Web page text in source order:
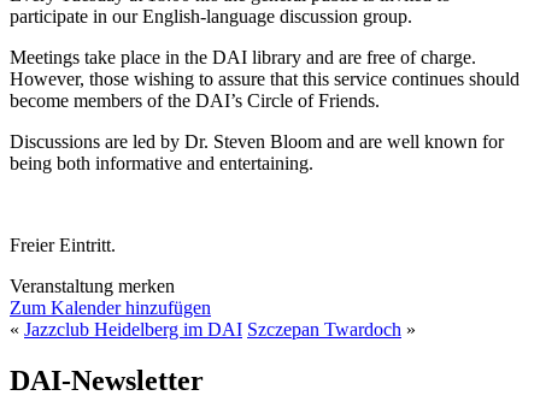
participate in our English-language discussion group.
Meetings take place in the DAI library and are free of charge.
However, those wishing to assure that this service continues should
become members of the DAI’s Circle of Friends.
Discussions are led by Dr. Steven Bloom and are well known for
being both informative and entertaining.
Freier Eintritt.
Veranstaltung merken
Zum Kalender hinzufügen
« Jazzclub Heidelberg im DAI Szczepan Twardoch »
DAI-Newsletter